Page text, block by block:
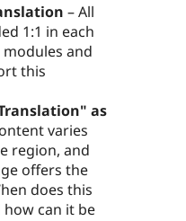
– All
1:1 in each
and
this
as
varies
region, and
offers the
does this
how can it be